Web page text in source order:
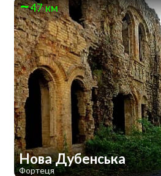
47 км
Нова Дубенська
Фортеця